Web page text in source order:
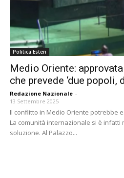
Politica Esteri
Medio Oriente:
che prevede ‘due popoli,
Redazione Nazionale -
13 Settembre 2025
Il conflitto in Medio Oriente potrebbe
La comunità internazionale si è infatti
soluzione. Al Palazzo...